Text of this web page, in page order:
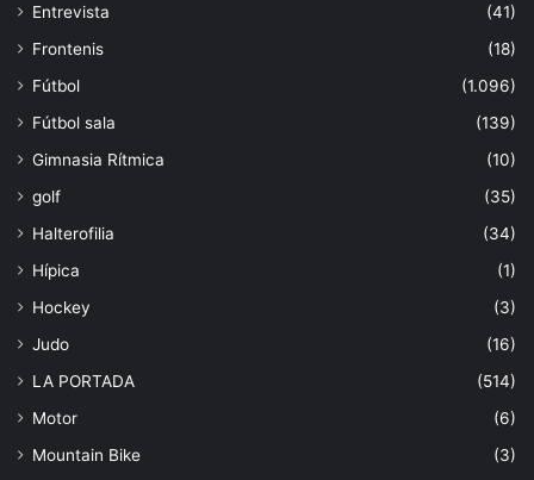
Entrevista
(41)
Frontenis
(18)
Fútbol
(1.096)
Fútbol sala
(139)
Gimnasia Rítmica
(10)
golf
(35)
Halterofilia
(34)
Hípica
(1)
Hockey
(3)
Judo
(16)
LA PORTADA
(514)
Motor
(6)
Mountain Bike
(3)